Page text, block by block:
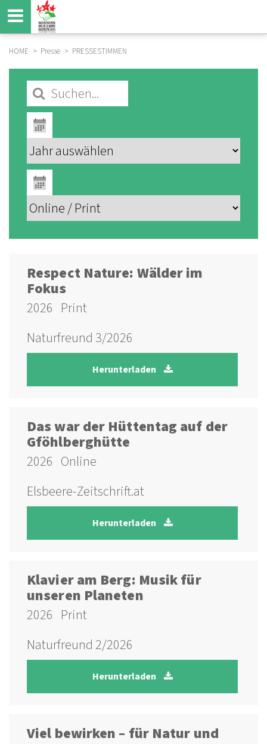
Direkt
zum
Inhalt
BREADCRUMB
HOME Presse PRESSESTIMMEN
SUBMENU
PRESSE
Respect Nature: Wälder im
Fokus
2026 Print
Naturfreund 3/2026
Herunterladen
Das war der Hüttentag auf der
Gföhlberghütte
2026 Online
Elsbeere-Zeitschrift.at
Herunterladen
Klavier am Berg: Musik für
unseren Planeten
2026 Print
Naturfreund 2/2026
Herunterladen
Viel bewirken – für Natur und